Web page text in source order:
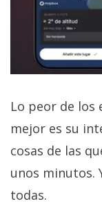
Lo peor de los
mejor es su
cosas de las
unos minutos.
todas.